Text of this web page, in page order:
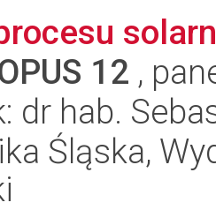
12 ,
dr hab.
Śląska,